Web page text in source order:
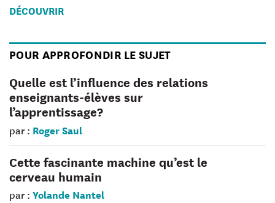
DÉCOUVRIR
POUR APPROFONDIR LE SUJET
Quelle est l’influence des relations
enseignants-élèves sur
l’apprentissage?
par : Roger Saul
Cette fascinante machine qu’est le
cerveau humain
par : Yolande Nantel